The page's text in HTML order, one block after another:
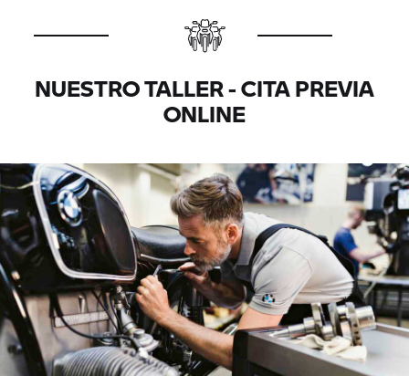
NUESTRO TALLER - CITA PREVIA
ONLINE